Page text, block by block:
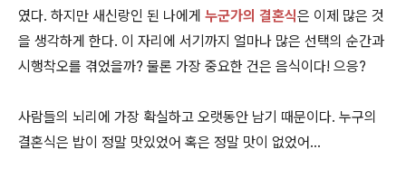
였다. 하지만 새신랑인 된 나에게 누군가의 결혼식은 이제 많은 것
을 생각하게 한다. 이 자리에 서기까지 얼마나 많은 선택의 순간과
시행착오를 겪었을까? 물론 가장 중요한 건은 음식이다! 으응?
사람들의 뇌리에 가장 확실하고 오랫동안 남기 때문이다. 누구의
결혼식은 밥이 정말 맛있었어 혹은 정말 맛이 없었어...